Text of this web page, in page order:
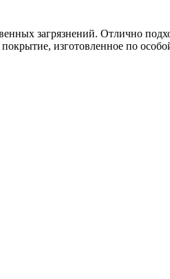
загрязнений. Отлично
изготовленное по